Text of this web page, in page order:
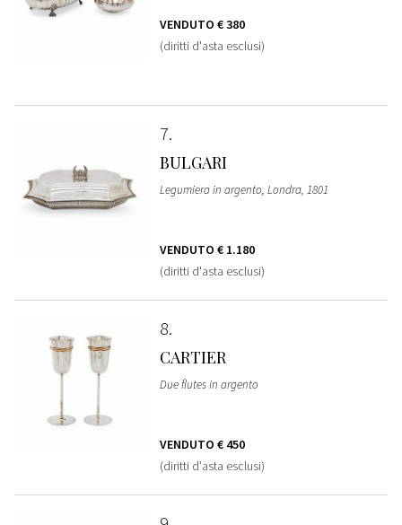
VENDUTO € 380
(diritti d'asta esclusi)
7
BULGARI
Legumiera in argento, Londra, 1801
VENDUTO € 1.180
(diritti d'asta esclusi)
8
CARTIER
Due flutes in argento
VENDUTO € 450
(diritti d'asta esclusi)